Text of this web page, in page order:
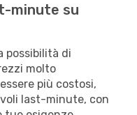
minute su
possibilità di
molto
più costosi,
last-minute, con